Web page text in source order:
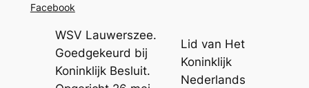
Facebook
WSV Lauwerszee.
Goedgekeurd bij
Koninklijk Besluit.
Lid van Het
Koninklijk
Nederlands